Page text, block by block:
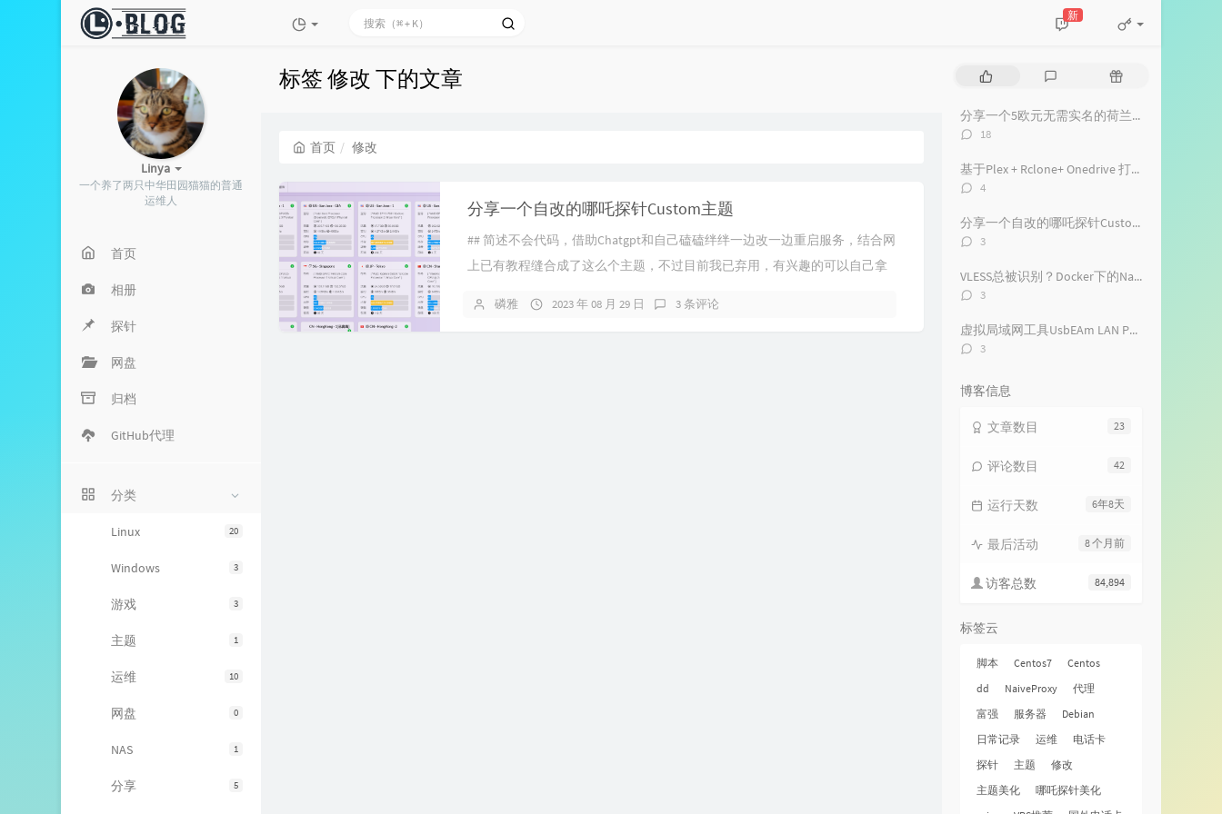
新
Linya
一个养了两只中华田园猫猫的普通
运维人
首页
相册
探针
网盘
归档
GitHub代理
分类
20
Linux
3
Windows
3
游戏
1
主题
10
运维
0
网盘
1
NAS
5
分享
标签 修改 下的文章
首页 修改
分享一个自改的哪吒探针Custom主题
## 简述不会代码，借助Chatgpt和自己磕磕绊绊一边改一边重启服务，结合网
上已有教程缝合成了这么个主题，不过目前我已弃用，有兴趣的可以自己拿
磷雅 2023 年 08 月 29 日 3 条评论
文
评
随
文分享一个5欧元无需实名的荷兰ESIM开通教程
评
数：
18
基于Plex + Rclone+ Onedrive 打造家用流媒体中心
评
数：
4
分享一个自改的哪吒探针Custom主题
评
数：
3
VLESS总被识别？Docker下的NaiveProxy 搭建教程+客户端选择使用及配置
评
数：
3
虚拟局域网工具UsbEAm LAN Party服务端搭建（Windows端及Linux端）
评
3
博客信息
23
文章数目
42
评论数目
6年8天
运行天数
8 个月前
最后活动
84,894
访客总数
标签云
脚本 Centos7
Centos
dd
NaiveProxy
代理
富强
服务器
Debian
日常记录
运维
电话卡
探针
主题
修改
主题美化
哪吒探针美化